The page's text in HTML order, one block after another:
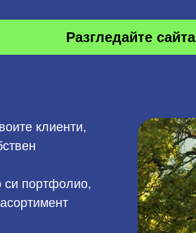
Разгледайте сайта
клиенти,
си портфолио,